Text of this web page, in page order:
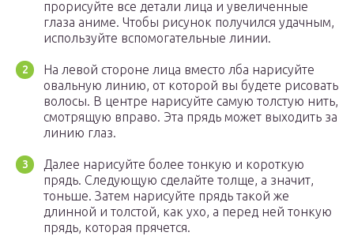
прорисуйте все детали лица и увеличенные
глаза аниме. Чтобы рисунок получился удачным,
используйте вспомогательные линии.
На левой стороне лица вместо лба нарисуйте
овальную линию, от которой вы будете рисовать
волосы. В центре нарисуйте самую толстую нить,
смотрящую вправо. Эта прядь может выходить за
линию глаз.
Далее нарисуйте более тонкую и короткую
прядь. Следующую сделайте толще, а значит,
тоньше. Затем нарисуйте прядь такой же
длинной и толстой, как ухо, а перед ней тонкую
прядь, которая прячется.